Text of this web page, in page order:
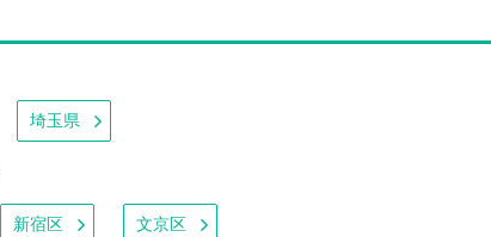
埼玉県
新宿区 文京区